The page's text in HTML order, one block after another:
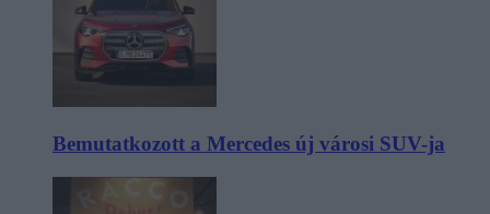
Bemutatkozott a Mercedes új városi SUV-ja